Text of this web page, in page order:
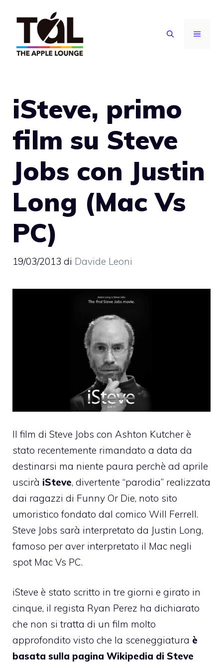
contenuto
MENU
iSteve, primo
film su Steve
Jobs con Justin
Long (Mac Vs
PC)
19/03/2013 di Davide Leoni
Il film di Steve Jobs con Ashton Kutcher è
stato recentemente rimandato a data da
destinarsi ma niente paura perchè ad aprile
uscirà iSteve, divertente “parodia” realizzata
dai ragazzi di Funny Or Die, noto sito
umoristico fondato dal comico Will Ferrell.
Steve Jobs sarà interpretato da Justin Long,
famoso per aver interpretato il Mac negli
spot Mac Vs PC.
iSteve è stato scritto in tre giorni e girato in
cinque, il regista Ryan Perez ha dichiarato
che non si tratta di un film molto
approfondito visto che la sceneggiatura è
basata sulla pagina Wikipedia di Steve